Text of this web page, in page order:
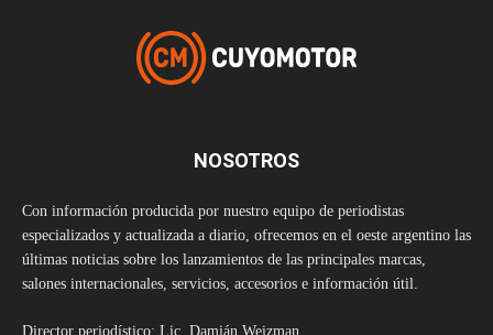
NOSOTROS
Con información producida por nuestro equipo de periodistas
especializados y actualizada a diario, ofrecemos en el oeste argentino las
últimas noticias sobre los lanzamientos de las principales marcas,
salones internacionales, servicios, accesorios e información útil.
Director periodístico: Lic. Damián Weizman